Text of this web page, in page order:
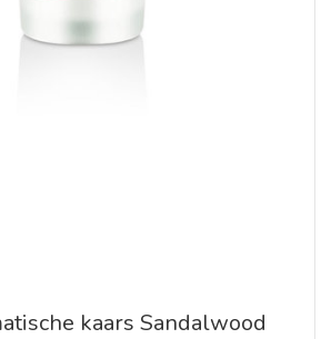
kaars Sandalwood